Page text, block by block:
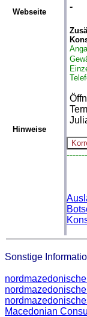
Webseite
-
Hinweise
Sonstige
Macedonian